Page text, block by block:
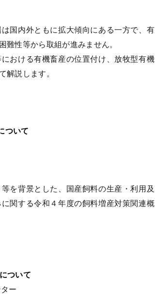
国内外ともに拡大傾向にある一方で、有
難性等から取組が進みません。
おける有機畜産の位置付け、放牧型有機
解説します。
ついて
を背景とした、国産飼料の生産・利用及
関する令和４年度の飼料増産対策関連概
ついて
ター